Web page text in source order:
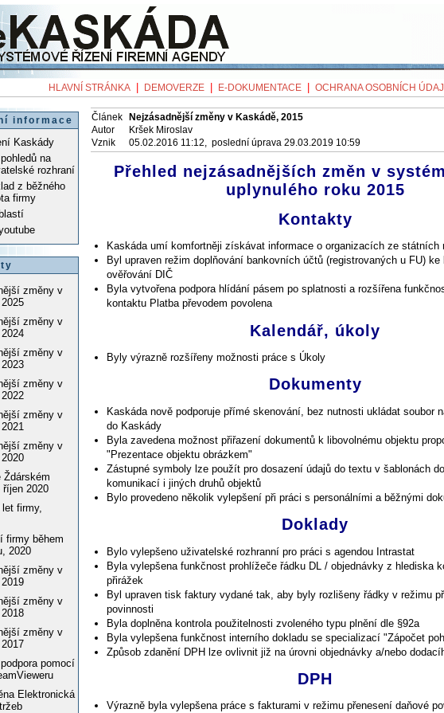
HLAVNÍ STRÁNKA DEMOVERZE E-DOKUMENTACE OCHRANA OSOBNÍCH
informace
Kaskády
na
rozhraní
z běžného
firmy
změny v
změny v
změny v
změny v
změny v
změny v
Ždárském
říjen 2020
firmy,
firmy během
2020
změny v
změny v
změny v
pomocí
Elektronická
Článek
Nejzásadnější změny v Kaskádě, 2015
Autor
Kršek Miroslav
Vznik
05.02.2016 11:12, poslední úprava 29.03.2019 10:59
Přehled nejzásadnějších změn v
uplynulého roku 2015
Kontakty
Kaskáda umí komfortněji získávat informace o organizacích ze státních
Byl upraven režim doplňování bankovních účtů (registrovaných u FU) ke
ověřování DIČ
Byla vytvořena podpora hlídání pásem po splatnosti a rozšířena
kontaktu Platba převodem povolena
Kalendář, úkoly
Byly výrazně rozšířeny možnosti práce s Úkoly
Dokumenty
Kaskáda nově podporuje přímé skenování, bez nutnosti ukládat soubor
do Kaskády
Byla zavedena možnost přiřazení dokumentů k libovolnému objektu
"Prezentace objektu obrázkem"
Zástupné symboly lze použít pro dosazení údajů do textu v šablonách
komunikací i jiných druhů objektů
Bylo provedeno několik vylepšení při práci s personálními a běžnými
Doklady
Bylo vylepšeno uživatelské rozhranní pro práci s agendou Intrastat
Byla vylepšena funkčnost prohlížeče řádku DL / objednávky z hlediska
přirážek
Byl upraven tisk faktury vydané tak, aby byly rozlišeny řádky v režimu
povinnosti
Byla doplněna kontrola použitelnosti zvoleného typu plnění dle §92a
Byla vylepšena funkčnost interního dokladu se specializací "Zápočet
Způsob zdanění DPH lze ovlivnit již na úrovni objednávky a/nebo
DPH
Výrazně byla vylepšena práce s fakturami v režimu přenesení daňové